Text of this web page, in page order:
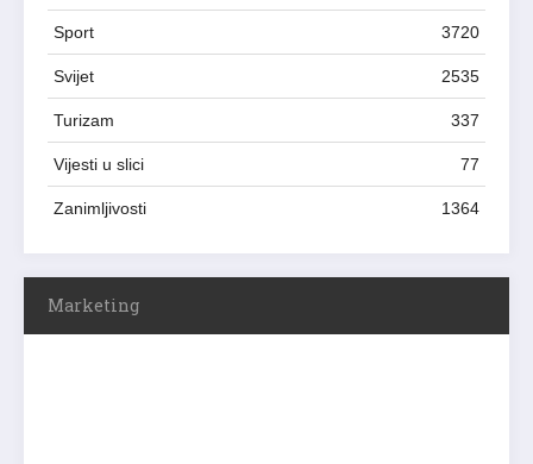
Sport 3720
Svijet 2535
Turizam 337
Vijesti u slici 77
Zanimljivosti 1364
Marketing